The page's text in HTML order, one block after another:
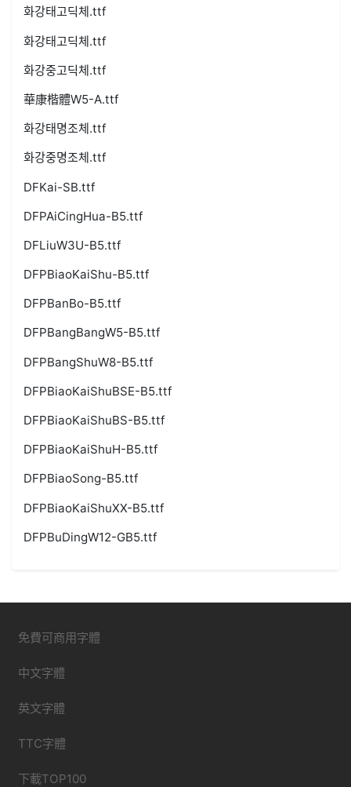
화강태고딕체.ttf
화강태고딕체.ttf
화강중고딕체.ttf
華康楷體W5-A.ttf
화강태명조체.ttf
화강중명조체.ttf
DFKai-SB.ttf
DFPAiCingHua-B5.ttf
DFLiuW3U-B5.ttf
DFPBiaoKaiShu-B5.ttf
DFPBanBo-B5.ttf
DFPBangBangW5-B5.ttf
DFPBangShuW8-B5.ttf
DFPBiaoKaiShuBSE-B5.ttf
DFPBiaoKaiShuBS-B5.ttf
DFPBiaoKaiShuH-B5.ttf
DFPBiaoSong-B5.ttf
DFPBiaoKaiShuXX-B5.ttf
DFPBuDingW12-GB5.ttf
免費可商用字體
中文字體
英文字體
TTC字體
下載TOP100